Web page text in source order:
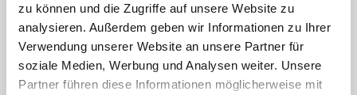
zu können und die Zugriffe auf unsere Website zu
analysieren. Außerdem geben wir Informationen zu Ihrer
Verwendung unserer Website an unsere Partner für
soziale Medien, Werbung und Analysen weiter. Unsere
Partner führen diese Informationen möglicherweise mit